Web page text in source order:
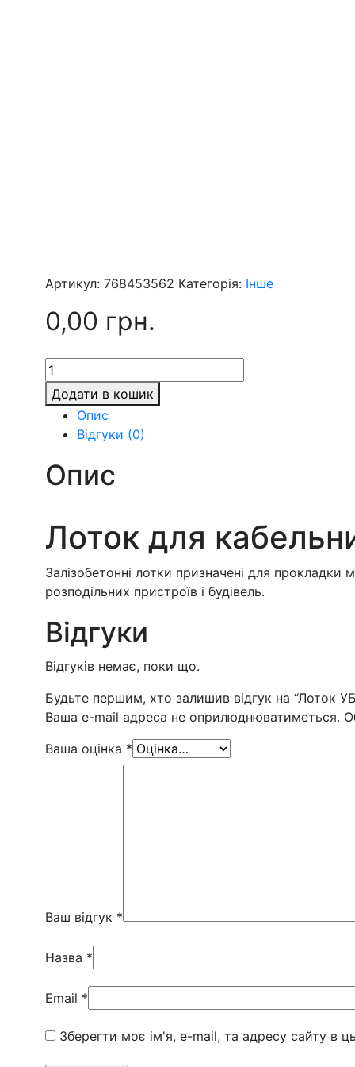
Артикул: 768453562 Категорія: Інше
0,00 грн.
Лоток
УБК-2А
кількість
Додати в кошик
Опис
Відгуки (0)
Опис
Лоток для
Залізобетонні лотки призначені для прокладки
розподільних пристроїв і будівель.
Відгуки
Відгуків немає, поки що.
Будьте першим, хто залишив відгук на “Лоток
Ваша e-mail адреса не оприлюднюватиметься.
Ваша оцінка *
Ваш відгук *
Назва *
Email *
Зберегти моє ім'я, e-mail, та адресу сайту в